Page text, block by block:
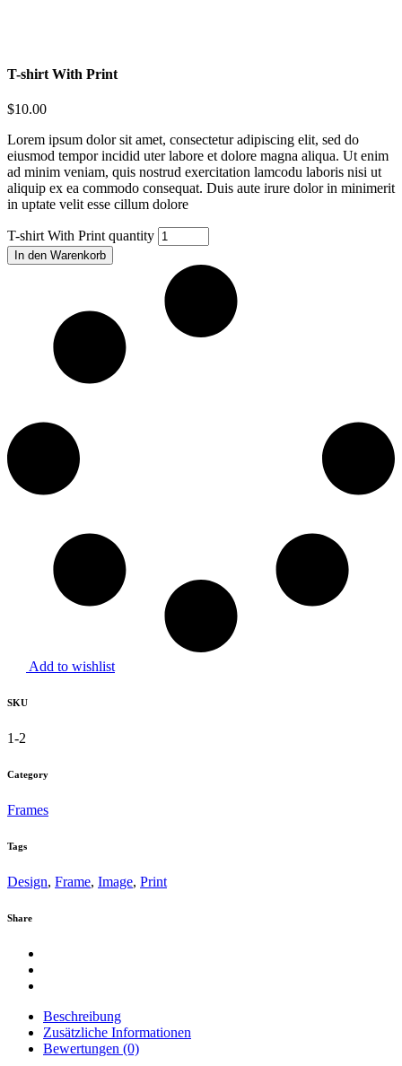
T-shirt With Print
$10.00
Lorem ipsum dolor sit amet, consectetur adipiscing elit, sed do
eiusmod tempor incidid uter labore et dolore magna aliqua. Ut enim
ad minim veniam, quis nostrud exercitation lamcodu laboris nisi ut
aliquip ex ea commodo consequat. Duis aute irure dolor in minimerit
in uptate velit esse cillum dolore
T-shirt With Print quantity
In den Warenkorb
Add to wishlist
SKU
1-2
Category
Frames
Tags
Design, Frame, Image, Print
Share
Beschreibung
Zusätzliche Informationen
Bewertungen (0)